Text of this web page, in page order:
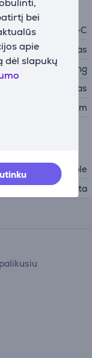
bei
apie
dėl slapukų
USB-C
Kištukas
Lightning
Kištukas
2 m
Apple
Balta